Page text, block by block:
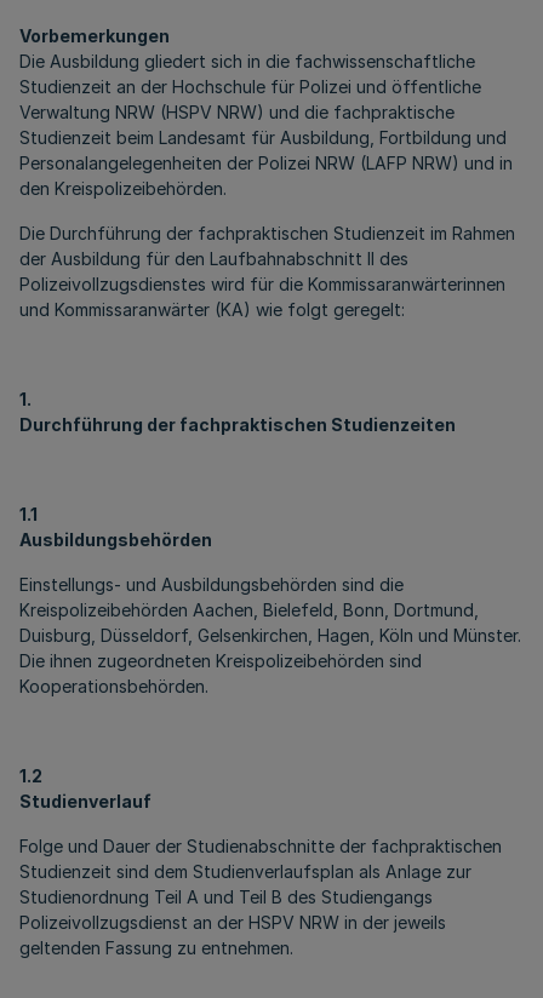
Vorbemerkungen
Die Ausbildung gliedert sich in die fachwissenschaftliche
Studienzeit an der Hochschule für Polizei und öffentliche
Verwaltung NRW (HSPV NRW) und die fachpraktische
Studienzeit beim Landesamt für Ausbildung, Fortbildung und
Personalangelegenheiten der Polizei NRW (LAFP NRW) und in
den Kreispolizeibehörden.
Die Durchführung der fachpraktischen Studienzeit im Rahmen
der Ausbildung für den Laufbahnabschnitt II des
Polizeivollzugsdienstes wird für die Kommissaranwärterinnen
und Kommissaranwärter (KA) wie folgt geregelt:
1.
Durchführung der fachpraktischen Studienzeiten
1.1
Ausbildungsbehörden
Einstellungs- und Ausbildungsbehörden sind die
Kreispolizeibehörden Aachen, Bielefeld, Bonn, Dortmund,
Duisburg, Düsseldorf, Gelsenkirchen, Hagen, Köln und Münster.
Die ihnen zugeordneten Kreispolizeibehörden sind
Kooperationsbehörden.
1.2
Studienverlauf
Folge und Dauer der Studienabschnitte der fachpraktischen
Studienzeit sind dem Studienverlaufsplan als Anlage zur
Studienordnung Teil A und Teil B des Studiengangs
Polizeivollzugsdienst an der HSPV NRW in der jeweils
geltenden Fassung zu entnehmen.